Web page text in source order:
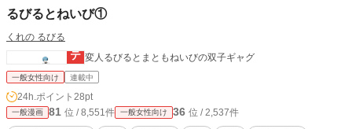
るびるとねいび①
くれの るびる
変人るびるとまともねいびの双子ギャグ
一般女性向け 連載中
24h.ポイント 28pt
一般漫画 81 位 / 8,551件 一般女性向け 36 位 / 2,537件